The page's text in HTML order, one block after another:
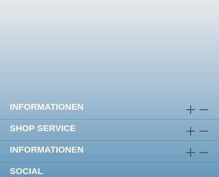
INFORMATIONEN
SHOP SERVICE
INFORMATIONEN
SOCIAL